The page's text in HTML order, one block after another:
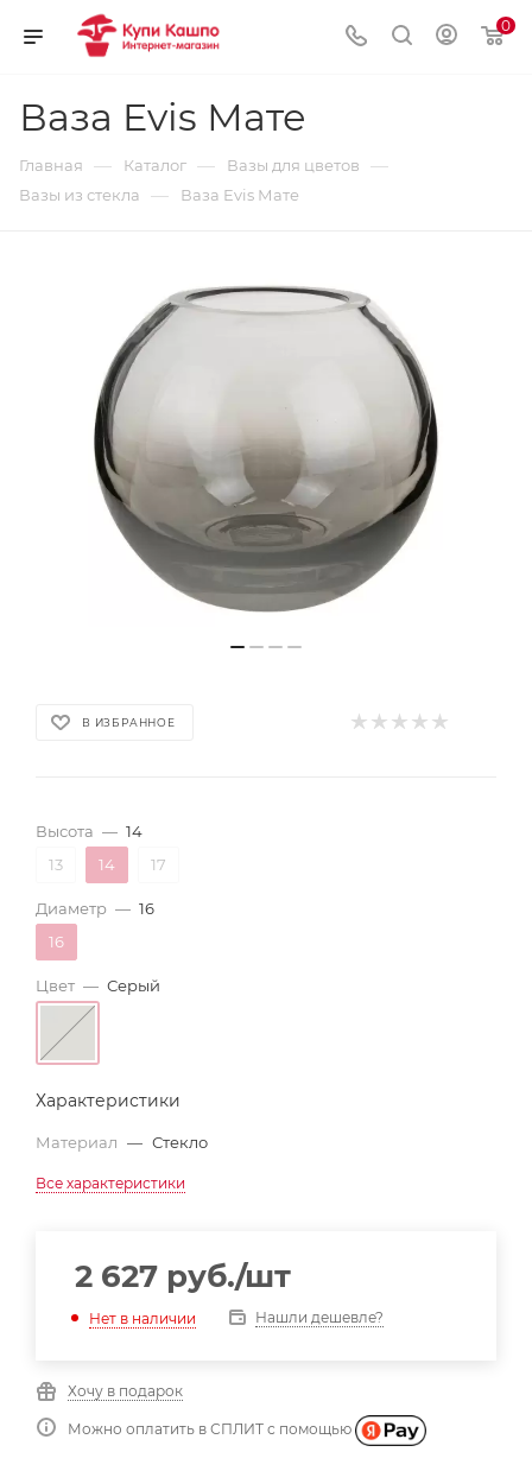
0
Ваза Evis Мате
Главная — Каталог — Вазы для цветов —
Вазы из стекла — Ваза Evis Мате
В ИЗБРАННОЕ
Высота — 14
13
14 17
Диаметр — 16
16
Цвет — Серый
Характеристики
Материал — Стекло
Все характеристики
2 627 руб./шт
Нет в наличии Нашли дешевле?
Хочу в подарок
Можно оплатить в СПЛИТ с помощью